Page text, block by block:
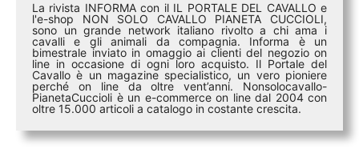
La rivista INFORMA con il IL PORTALE DEL CAVALLO e
l'e-shop NON SOLO CAVALLO PIANETA CUCCIOLI,
sono un grande network italiano rivolto a chi ama i
cavalli e gli animali da compagnia. Informa è un
bimestrale inviato in omaggio ai clienti del negozio on
line in occasione di ogni loro acquisto. Il Portale del
Cavallo è un magazine specialistico, un vero pioniere
perché on line da oltre vent’anni. Nonsolocavallo-
PianetaCuccioli è un e-commerce on line dal 2004 con
oltre 15.000 articoli a catalogo in costante crescita.